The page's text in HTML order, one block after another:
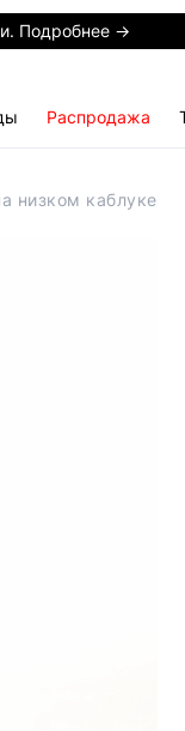
Подробнее →
Распродажа
низком каблуке